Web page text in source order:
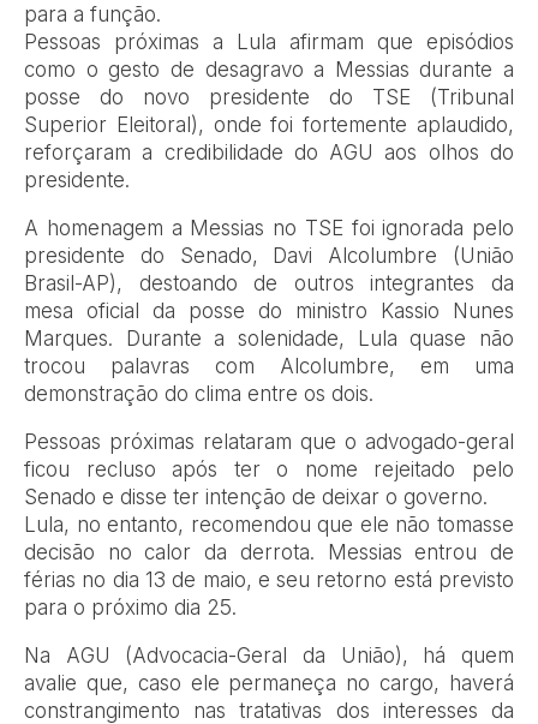
para a função.
Pessoas próximas a Lula afirmam que episódios
como o gesto de desagravo a Messias durante a
posse do novo presidente do TSE (Tribunal
Superior Eleitoral), onde foi fortemente aplaudido,
reforçaram a credibilidade do AGU aos olhos do
presidente.
A homenagem a Messias no TSE foi ignorada pelo
presidente do Senado, Davi Alcolumbre (União
Brasil-AP), destoando de outros integrantes da
mesa oficial da posse do ministro Kassio Nunes
Marques. Durante a solenidade, Lula quase não
trocou palavras com Alcolumbre, em uma
demonstração do clima entre os dois.
Pessoas próximas relataram que o advogado-geral
ficou recluso após ter o nome rejeitado pelo
Senado e disse ter intenção de deixar o governo.
Lula, no entanto, recomendou que ele não tomasse
decisão no calor da derrota. Messias entrou de
férias no dia 13 de maio, e seu retorno está previsto
para o próximo dia 25.
Na AGU (Advocacia-Geral da União), há quem
avalie que, caso ele permaneça no cargo, haverá
constrangimento nas tratativas dos interesses da